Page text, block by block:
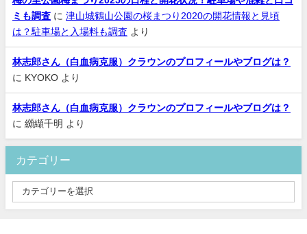
ミも調査 に 津山城鶴山公園の桜まつり2020の開花情報と見頃
は？駐車場と入場料も調査 より
林志郎さん（白血病克服）クラウンのプロフィールやブログは？
に KYOKO より
林志郎さん（白血病克服）クラウンのプロフィールやブログは？
に 纐纈千明 より
カテゴリー